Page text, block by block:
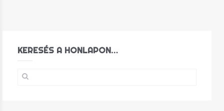
KERESÉS A HONLAPON…